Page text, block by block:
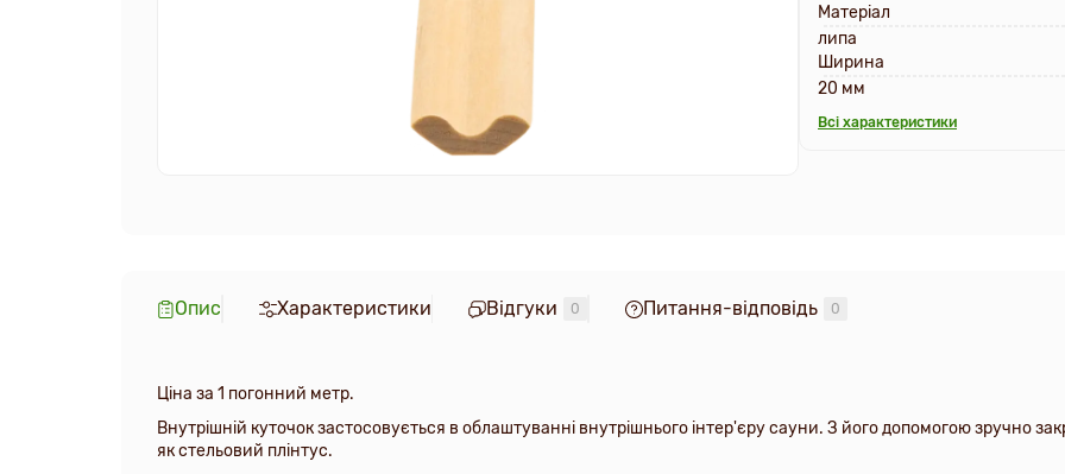
Матеріал
липа
Ширина
20 мм
Всі характеристики
Опис Характеристики Відгуки 0 Питання-відповідь 0
Ціна за 1 погонний метр.
Внутрішній куточок застосовується в облаштуванні внутрішнього інтер'єру сауни. З його допомогою зручно
як стельовий плінтус.